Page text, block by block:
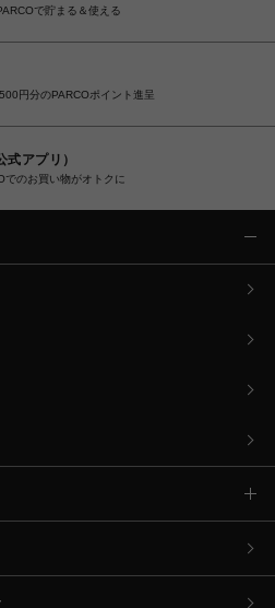
で貯まる＆使える
円分のPARCOポイント進呈
アプリ）
でのお買い物がオトクに